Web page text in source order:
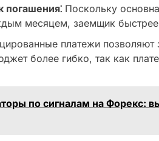
погашения⁚ Поскольку
месяцем, заемщик быстрее
платежи позволяют
более гибко, так как
по сигналам на Форекс: